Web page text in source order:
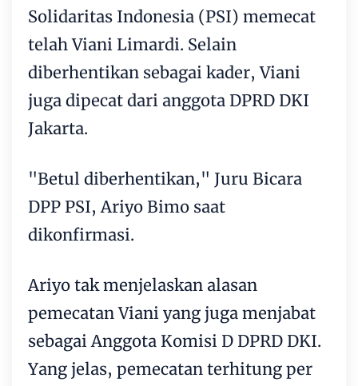
Solidaritas Indonesia (PSI) memecat
telah Viani Limardi. Selain
diberhentikan sebagai kader, Viani
juga dipecat dari anggota DPRD DKI
Jakarta.
"Betul diberhentikan," Juru Bicara
DPP PSI, Ariyo Bimo saat
dikonfirmasi.
Ariyo tak menjelaskan alasan
pemecatan Viani yang juga menjabat
sebagai Anggota Komisi D DPRD DKI.
Yang jelas, pemecatan terhitung per